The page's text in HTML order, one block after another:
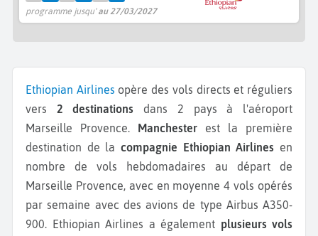
programme jusqu'au 27/03/2027
Ethiopian Airlines opère des vols directs et réguliers
vers 2 destinations dans 2 pays à l'aéroport
Marseille Provence.
Manchester est la première
destination de la compagnie Ethiopian Airlines en
nombre de vols hebdomadaires au départ de
Marseille Provence, avec en moyenne 4 vols opérés
par semaine avec des avions de type Airbus A350-
900.
Ethiopian Airlines a également plusieurs vols